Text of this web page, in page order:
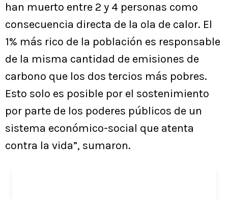
han muerto entre 2 y 4 personas como
consecuencia directa de la ola de calor. El
1% más rico de la población es responsable
de la misma cantidad de emisiones de
carbono que los dos tercios más pobres.
Esto solo es posible por el sostenimiento
por parte de los poderes públicos de un
sistema económico-social que atenta
contra la vida”, sumaron.